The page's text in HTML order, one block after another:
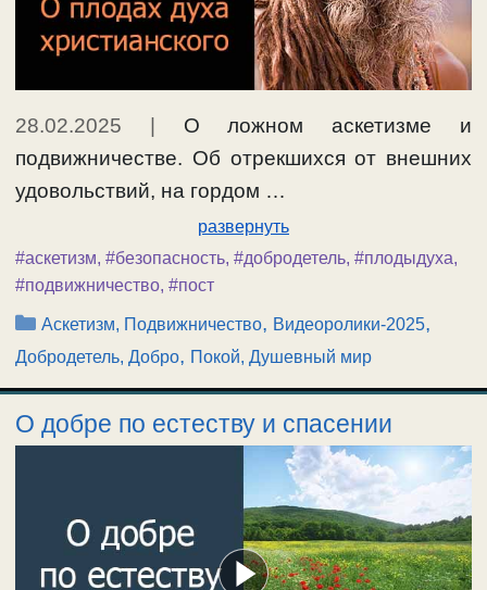
28.02.2025
О ложном аскетизме и
подвижничестве. Об отрекшихся от внешних
удовольствий, на гордом …
развернуть
#аскетизм, #безопасность, #добродетель, #плодыдуха,
#подвижничество, #пост
Рубрики
Аскетизм, Подвижничество, Видеоролики-2025,
Добродетель, Добро, Покой, Душевный мир
О добре по естеству и спасении